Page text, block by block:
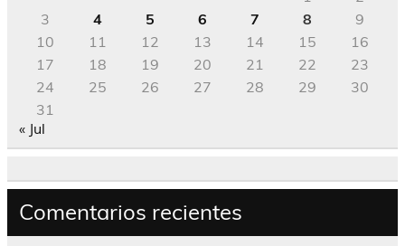
3
4 5 6 7 8
9
10
11 12 13 14 15
16
17
18 19 20 21 22
23
24
25 26 27 28 29
30
31
« Jul
Comentarios recientes